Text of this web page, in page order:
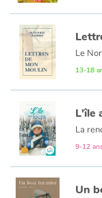
13-18
L'île
9-12
Un